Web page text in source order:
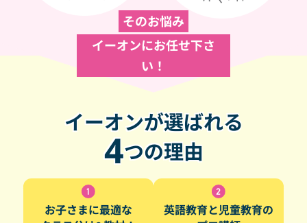
そのお悩み
イーオンにお任せ下さ
い！
イーオンが選ばれる
4つの理由
お子さまに最適な
英語教育と児童教育の